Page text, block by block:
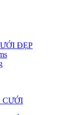
ĐẸP
CƯỚI